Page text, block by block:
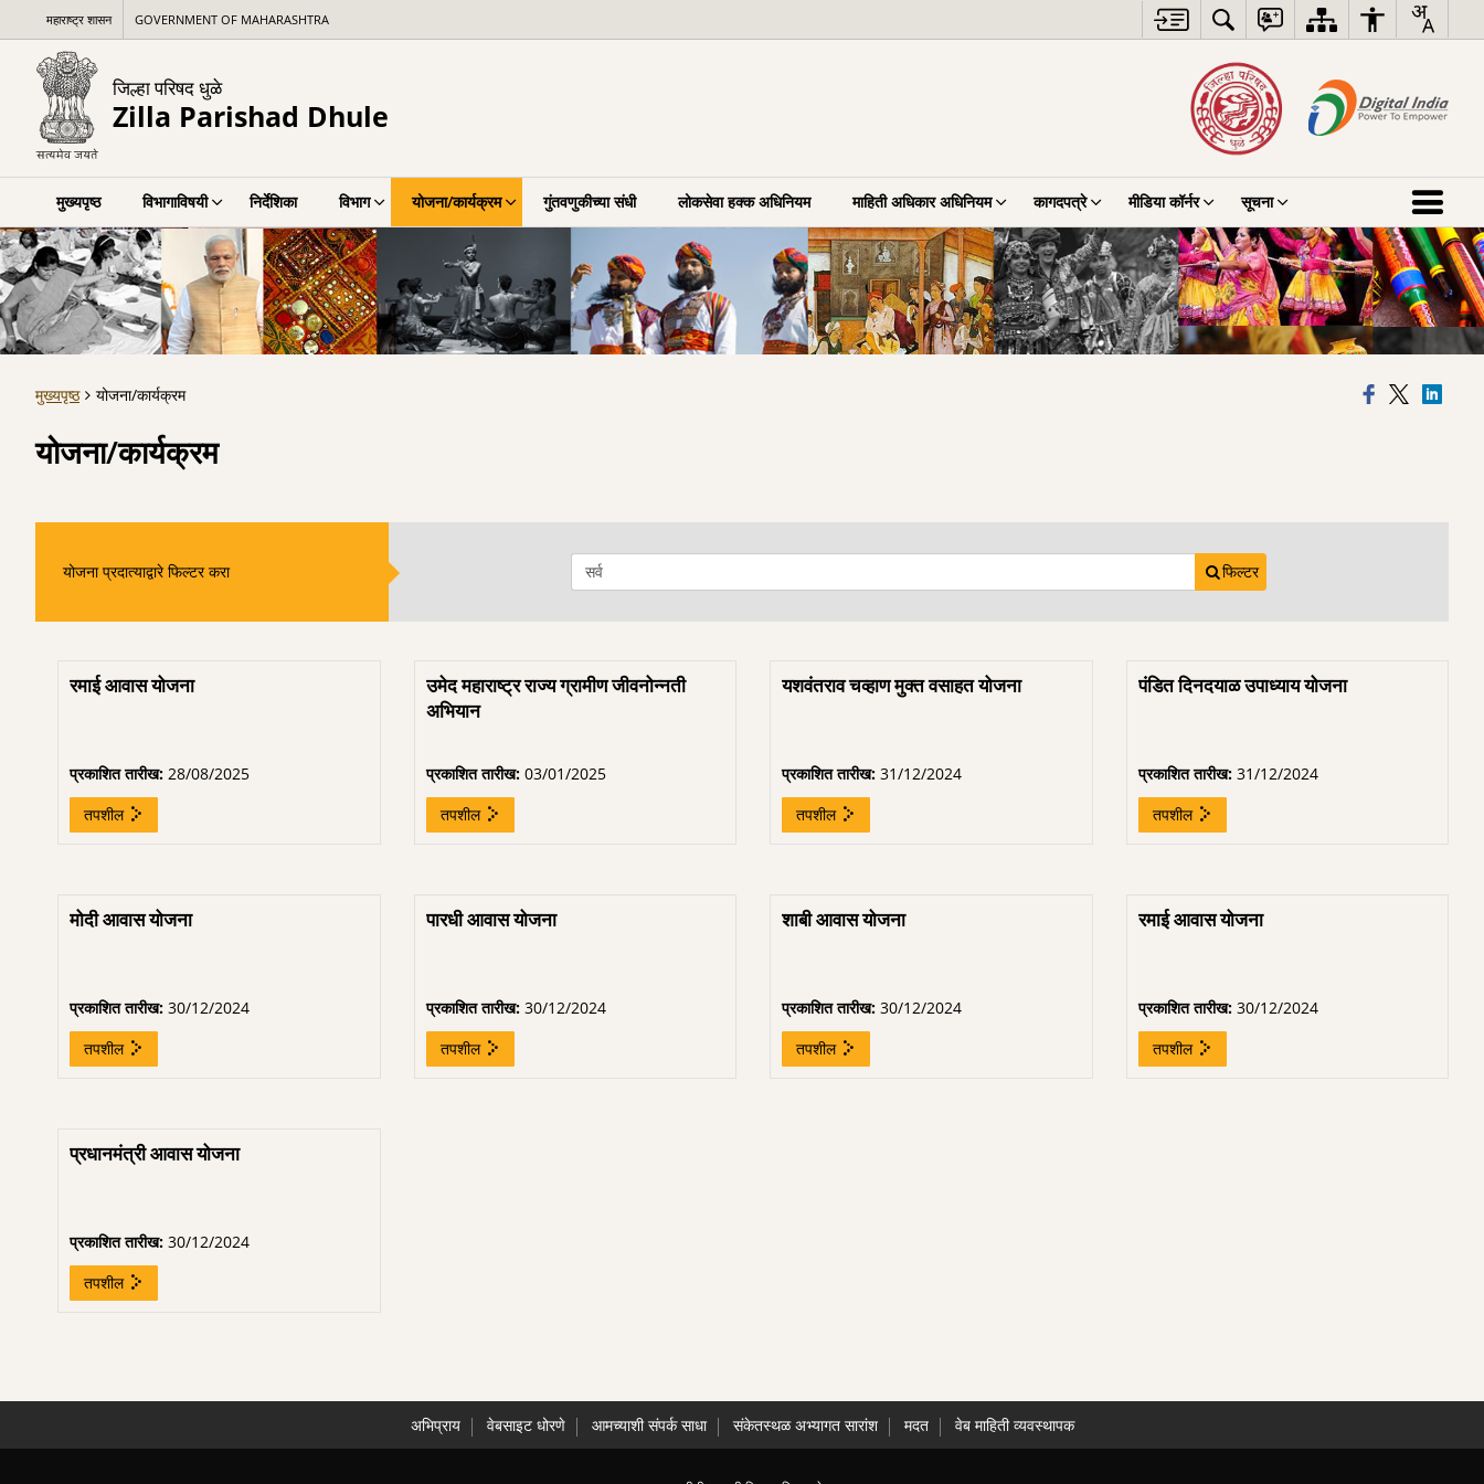
महाराष्ट्र शासन GOVERNMENT OF MAHARASHTRA
जिल्हा परिषद धुळे
Zilla Parishad Dhule
मुख्यपृष्ठ विभागाविषयी निर्देशिका विभाग योजना/कार्यक्रम गुंतवणुकीच्या संधी लोकसेवा हक्क अधिनियम माहिती अधिकार अधिनियम कागदपत्रे मीडिया कॉर्नर सूचना
मुख्यपृष्ठ योजना/कार्यक्रम
योजना/कार्यक्रम
योजना प्रदात्याद्वारे फिल्टर करा फिल्टर
रमाई आवास योजना
प्रकाशित तारीख: 28/08/2025
तपशील
उमेद महाराष्ट्र राज्य ग्रामीण जीवनोन्नती
अभियान
प्रकाशित तारीख: 03/01/2025
तपशील
यशवंतराव चव्हाण मुक्त वसाहत योजना
प्रकाशित तारीख: 31/12/2024
तपशील
पंडित दिनदयाळ उपाध्याय योजना
प्रकाशित तारीख: 31/12/2024
तपशील
मोदी आवास योजना
प्रकाशित तारीख: 30/12/2024
तपशील
पारधी आवास योजना
प्रकाशित तारीख: 30/12/2024
तपशील
शाबी आवास योजना
प्रकाशित तारीख: 30/12/2024
तपशील
रमाई आवास योजना
प्रकाशित तारीख: 30/12/2024
तपशील
प्रधानमंत्री आवास योजना
प्रकाशित तारीख: 30/12/2024
तपशील
अभिप्राय वेबसाइट धोरणे आमच्याशी संपर्क साधा संकेतस्थळ अभ्यागत सारांश मदत वेब माहिती व्यवस्थापक